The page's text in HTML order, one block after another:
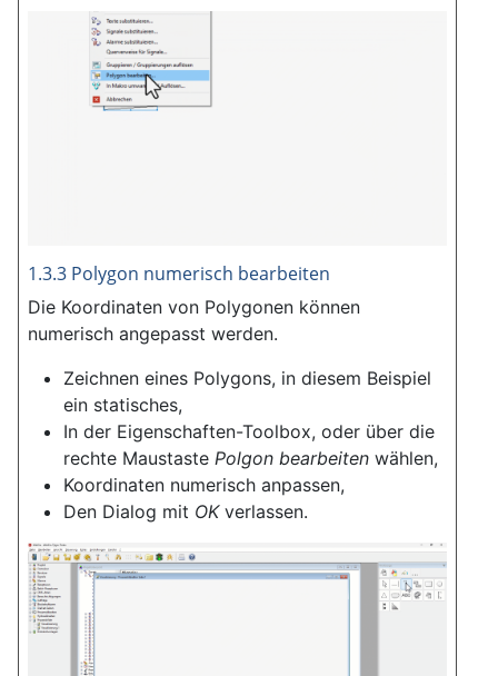
1.3.3 Polygon numerisch bearbeiten
Die Koordinaten von Polygonen können
numerisch angepasst werden.
Zeichnen eines Polygons, in diesem Beispiel
ein statisches,
In der Eigenschaften-Toolbox, oder über die
rechte MaustastePolgon bearbeiten wählen,
Koordinaten numerisch anpassen,
Den Dialog mit OKverlassen.